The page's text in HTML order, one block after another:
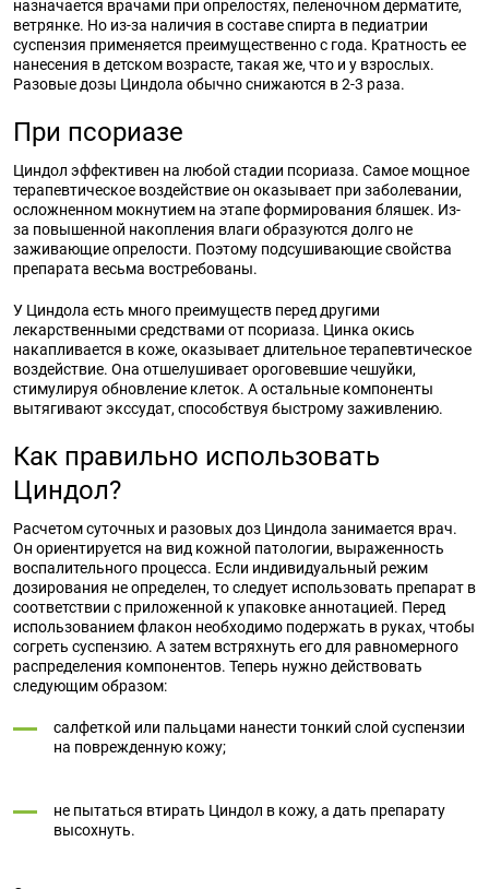
назначается врачами при опрелостях, пеленочном дерматите,
ветрянке. Но из-за наличия в составе спирта в педиатрии
суспензия применяется преимущественно с года. Кратность ее
нанесения в детском возрасте, такая же, что и у взрослых.
Разовые дозы Циндола обычно снижаются в 2-3 раза.
При псориазе
Циндол эффективен на любой стадии псориаза. Самое мощное
терапевтическое воздействие он оказывает при заболевании,
осложненном мокнутием на этапе формирования бляшек. Из-
за повышенной накопления влаги образуются долго не
заживающие опрелости. Поэтому подсушивающие свойства
препарата весьма востребованы.
У Циндола есть много преимуществ перед другими
лекарственными средствами от псориаза. Цинка окись
накапливается в коже, оказывает длительное терапевтическое
воздействие. Она отшелушивает ороговевшие чешуйки,
стимулируя обновление клеток. А остальные компоненты
вытягивают экссудат, способствуя быстрому заживлению.
Как правильно использовать
Циндол?
Расчетом суточных и разовых доз Циндола занимается врач.
Он ориентируется на вид кожной патологии, выраженность
воспалительного процесса. Если индивидуальный режим
дозирования не определен, то следует использовать препарат в
соответствии с приложенной к упаковке аннотацией. Перед
использованием флакон необходимо подержать в руках, чтобы
согреть суспензию. А затем встряхнуть его для равномерного
распределения компонентов. Теперь нужно действовать
следующим образом:
салфеткой или пальцами нанести тонкий слой суспензии
на поврежденную кожу;
не пытаться втирать Циндол в кожу, а дать препарату
высохнуть.